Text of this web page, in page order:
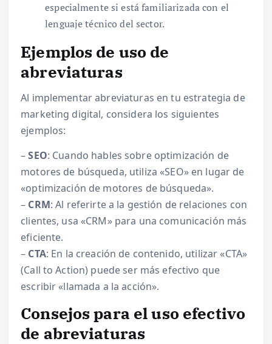
especialmente si está familiarizada con el
lenguaje técnico del sector.
Ejemplos de uso de
abreviaturas
Al implementar abreviaturas en tu estrategia de
marketing digital, considera los siguientes
ejemplos:
–SEO: Cuando hables sobre optimización de
motores de búsqueda, utiliza «SEO» en lugar de
«optimización de motores de búsqueda».
– CRM: Al referirte a la gestión de relaciones con
clientes, usa «CRM» para una comunicación más
eficiente.
– CTA: En la creación de contenido, utilizar «CTA»
(Call to Action) puede ser más efectivo que
escribir «llamada a la acción».
Consejos para el uso efectivo
de abreviaturas